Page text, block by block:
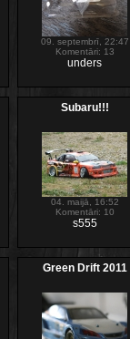
09. septembrī, 22:47
Komentāri: 13
unders
Subaru!!!
04. maijā, 16:52
Komentāri: 10
s555
Green Drift 2011